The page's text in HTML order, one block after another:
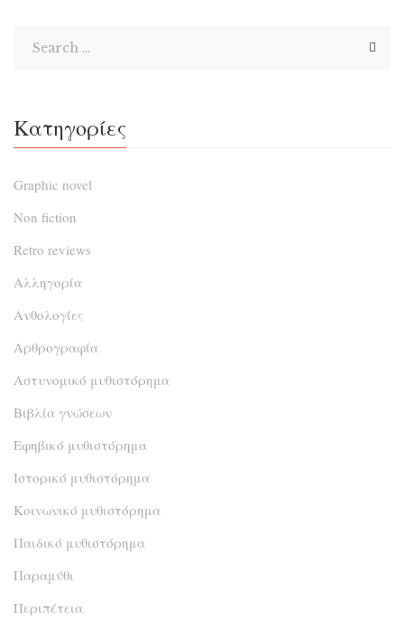
Κατηγορίες
Graphic novel
Non fiction
Retro reviews
Αλληγορία
Ανθολογίες
Αρθρογραφία
Αστυνομικό μυθιστόρημα
Βιβλία γνώσεων
Εφηβικό μυθιστόρημα
Ιστορικό μυθιστόρημα
Κοινωνικό μυθιστόρημα
Παιδικό μυθιστόρημα
Παραμύθι
Περιπέτεια